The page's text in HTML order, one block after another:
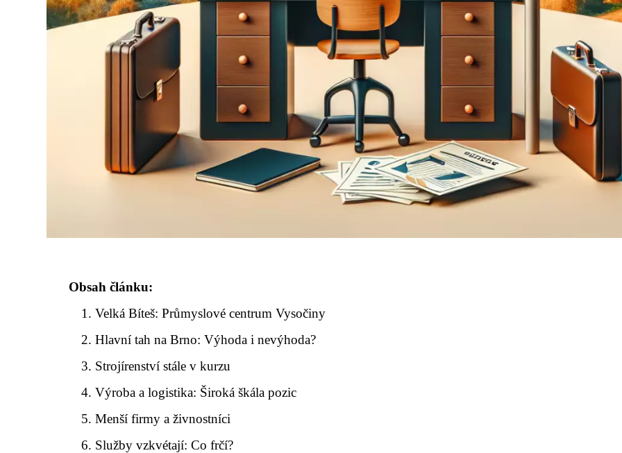
Obsah článku:
Velká Bíteš: Průmyslové centrum Vysočiny
Hlavní tah na Brno: Výhoda i nevýhoda?
Strojírenství stále v kurzu
Výroba a logistika: Široká škála pozic
Menší firmy a živnostníci
Služby vzkvétají: Co frčí?